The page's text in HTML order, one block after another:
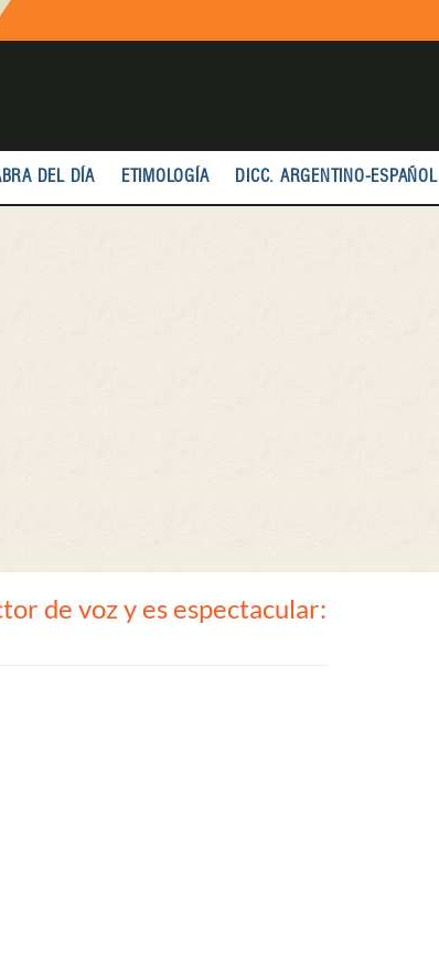
DEL DÍA ETIMOLOGÍA DICC. ARGENTINO-ESPAÑOL
de voz y es espectacular: